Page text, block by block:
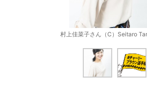
村上佳菜子さん（C）Seitaro